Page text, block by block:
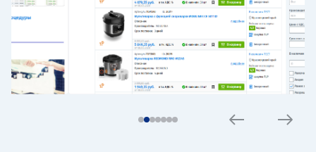
Next